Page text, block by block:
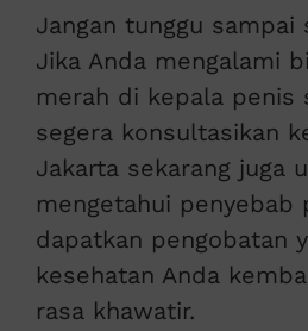
Jangan tunggu sampai
Jika Anda mengalami
merah di kepala penis
segera konsultasikan
Jakarta sekarang juga
mengetahui penyebab
dapatkan pengobatan
kesehatan Anda
rasa khawatir.